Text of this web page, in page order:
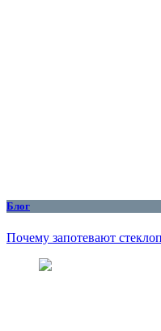
Блог
Почему запотевают